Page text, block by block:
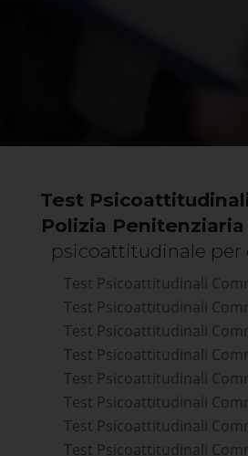
Test
Polizia Penitenziaria
psicoattitudinale per